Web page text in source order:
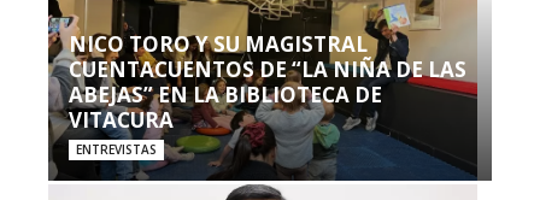
NICO TORO Y SU MAGISTRAL
CUENTACUENTOS DE “LA NIÑA DE LAS
ABEJAS” EN LA BIBLIOTECA DE
VITACURA
ENTREVISTAS